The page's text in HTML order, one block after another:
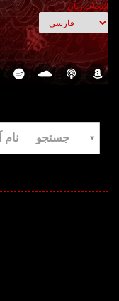
انتخاب زبان
جستجو نام